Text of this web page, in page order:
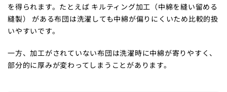
を得られます。たとえば キルティング加工（中綿を縫い留める
縫製） がある布団は洗濯しても中綿が偏りにくいため比較的扱
いやすいです。
一方、加工がされていない布団は洗濯時に中綿が寄りやすく、
部分的に厚みが変わってしまうことがあります。